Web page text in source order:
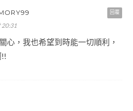
回覆
20:31
心，我也希望到時能一切順利，
!!